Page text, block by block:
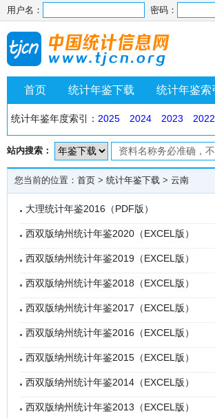
用户名： 密码：
首页 统计年鉴下载 统计年鉴索
统计年鉴年度索引： 2025 2024 2023 2022
站内搜索：
您当前的位置： 首页 > 统计年鉴下载 > 云南
大理统计年鉴2016（PDF版）
西双版纳州统计年鉴2020（EXCEL版）
西双版纳州统计年鉴2019（EXCEL版）
西双版纳州统计年鉴2018（EXCEL版）
西双版纳州统计年鉴2017（EXCEL版）
西双版纳州统计年鉴2016（EXCEL版）
西双版纳州统计年鉴2015（EXCEL版）
西双版纳州统计年鉴2014（EXCEL版）
西双版纳州统计年鉴2013（EXCEL版）